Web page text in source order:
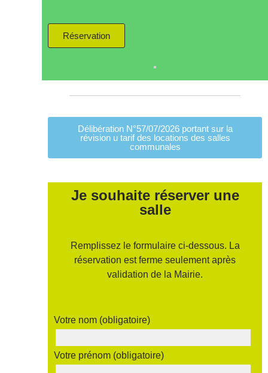
Réservation
Délibération N°57/07/2026 portant sur la
révision u tarif des locations des salles
communales
Je souhaite réserver une
salle
Remplissez le formulaire ci-dessous. La
réservation est ferme seulement après
validation de la Mairie.
Votre nom (obligatoire)
Votre prénom (obligatoire)